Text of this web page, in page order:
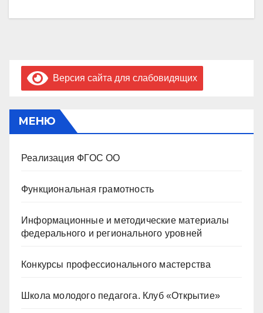
Версия сайта для слабовидящих
МЕНЮ
Реализация ФГОС ОО
Функциональная грамотность
Информационные и методические материалы
федерального и регионального уровней
Конкурсы профессионального мастерства
Школа молодого педагога. Клуб «Открытие»